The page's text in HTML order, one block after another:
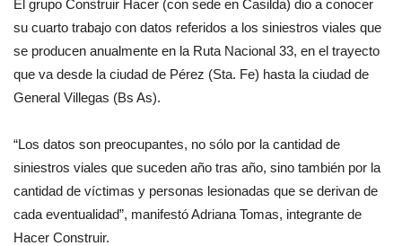
El grupo Construir Hacer (con sede en Casilda) dio a conocer
su cuarto trabajo con datos referidos a los siniestros viales que
se producen anualmente en la Ruta Nacional 33, en el trayecto
que va desde la ciudad de Pérez (Sta. Fe) hasta la ciudad de
General Villegas (Bs As).
“Los datos son preocupantes, no sólo por la cantidad de
siniestros viales que suceden año tras año, sino también por la
cantidad de víctimas y personas lesionadas que se derivan de
cada eventualidad”, manifestó Adriana Tomas, integrante de
Hacer Construir.